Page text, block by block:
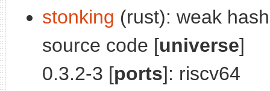
stonking (rust): weak
source code [universe]
0.3.2-3 [ports]: riscv64